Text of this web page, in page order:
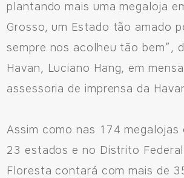
plantando mais uma megaloja
Grosso, um Estado tão amado
sempre nos acolheu tão bem”,
Havan, Luciano Hang, em
assessoria de imprensa da
Assim como nas 174 megalojas
23 estados e no Distrito
Floresta contará com mais de